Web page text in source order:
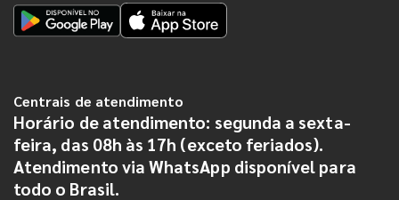
Centrais de atendimento
Horário de atendimento: segunda a sexta-
feira, das 08h às 17h (exceto feriados).
Atendimento via WhatsApp disponível para
todo o Brasil.